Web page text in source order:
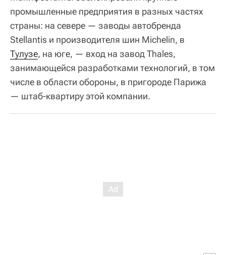
промышленные предприятия в разных частях
страны: на севере — заводы автобренда
Stellantis и производителя шин Michelin, в
Тулузе, на юге, — вход на завод Thales,
занимающейся разработками технологий, в том
числе в области обороны, в пригороде Парижа
— штаб-квартиру этой компании.